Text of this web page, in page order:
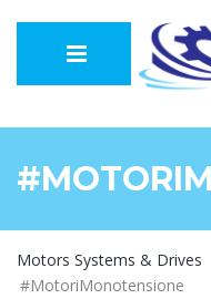
Motors Systems & Drives
#MotoriMonotensione